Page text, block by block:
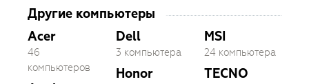
Другие компьютеры
Acer
46
компьютеров
Dell
3 компьютера
Honor
MSI
24 компьютера
TECNO